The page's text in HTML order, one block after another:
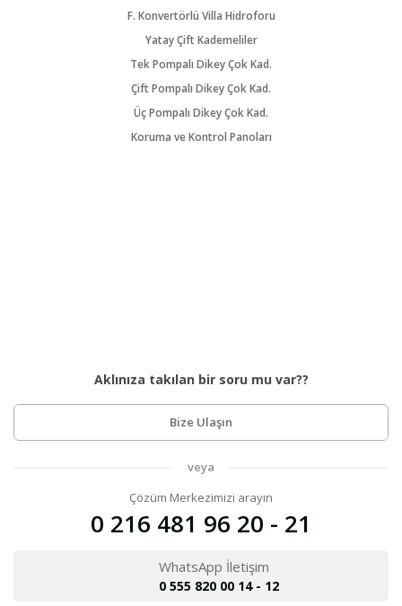
F. Konvertörlü Villa Hidroforu
Yatay Çift Kademeliler
Tek Pompalı Dikey Çok Kad.
Çift Pompalı Dikey Çok Kad.
Üç Pompalı Dikey Çok Kad.
Koruma ve Kontrol Panoları
Aklınıza takılan bir soru mu var??
Bize Ulaşın
veya
Çözüm Merkezimizi arayın
0 216 481 96 20 - 21
WhatsApp İletişim
0 555 820 00 14 - 12